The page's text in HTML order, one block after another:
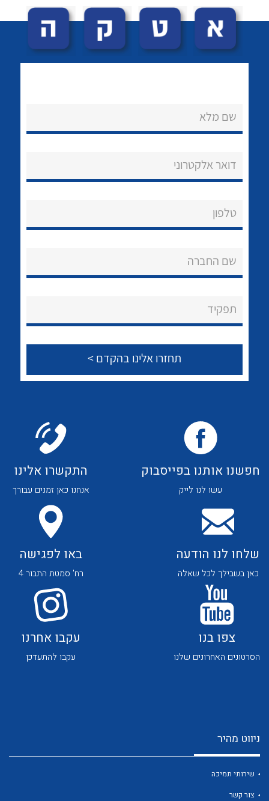
שירותי תמיכה
לכל מוצרי היצרן לכל מוצרי היצרן
לכל מוצרי היצרן לכל מוצרי היצרן
לכל מוצרי היצרן לכל מוצרי היצרן
לכל מוצרי היצרן
לכל מוצרי היצרן לכל מוצרי היצרן
שם מלא
דואר אלקטרוני
טלפון
שם החברה
תפקיד
חפשנו אותנו בפייסבוק
עשו לנו לייק
התקשרו אלינו
אנחנו כאן זמנים עבורך
שלחו לנו הודעה
כאן בשבילך לכל שאלה
באו לפגישה
רח' סמטת התבור 4
צפו בנו
הסרטונים האחרונים שלנו
עקבו אחרנו
עקבו להתעדכן
ניווט מהיר
שירותי תמיכה
צור קשר